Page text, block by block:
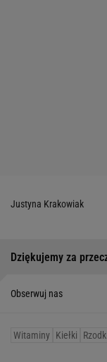
Justyna Krakowiak
Dziękujemy za
Obserwuj nas
Witaminy Kiełki